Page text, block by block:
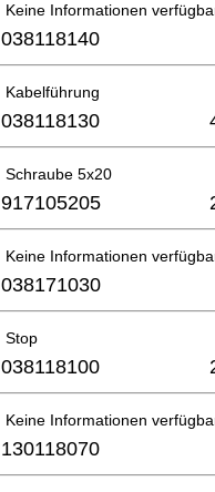
Keine Informationen
038118140
Kabelführung
038118130
Schraube 5x20
917105205
Keine Informationen
038171030
Stop
038118100
Keine Informationen
130118070